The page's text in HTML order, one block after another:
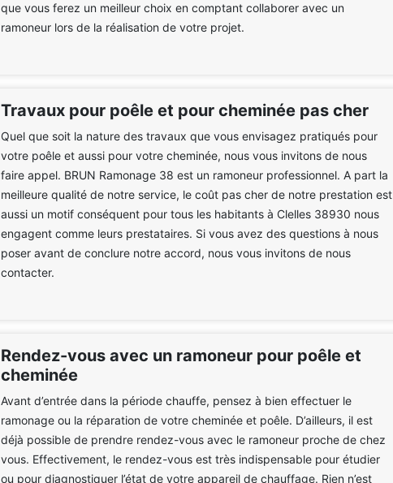
que vous ferez un meilleur choix en comptant collaborer avec un
ramoneur lors de la réalisation de votre projet.
Travaux pour poêle et pour cheminée pas cher
Quel que soit la nature des travaux que vous envisagez pratiqués pour
votre poêle et aussi pour votre cheminée, nous vous invitons de nous
faire appel. BRUN Ramonage 38 est un ramoneur professionnel. A part la
meilleure qualité de notre service, le coût pas cher de notre prestation est
aussi un motif conséquent pour tous les habitants à Clelles 38930 nous
engagent comme leurs prestataires. Si vous avez des questions à nous
poser avant de conclure notre accord, nous vous invitons de nous
contacter.
Rendez-vous avec un ramoneur pour poêle et
cheminée
Avant d’entrée dans la période chauffe, pensez à bien effectuer le
ramonage ou la réparation de votre cheminée et poêle. D’ailleurs, il est
déjà possible de prendre rendez-vous avec le ramoneur proche de chez
vous. Effectivement, le rendez-vous est très indispensable pour étudier
ou pour diagnostiquer l’état de votre appareil de chauffage. Rien n’est